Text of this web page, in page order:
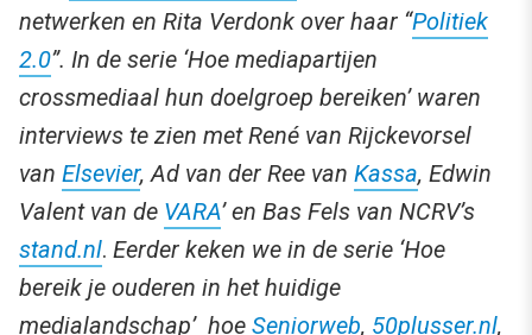
netwerken en Rita Verdonk over haar “Politiek
2.0”. In de serie ‘Hoe mediapartijen
crossmediaal hun doelgroep bereiken’ waren
interviews te zien met René van Rijckevorsel
van Elsevier, Ad van der Ree van Kassa, Edwin
Valent van de VARA’ en Bas Fels van NCRV’s
stand.nl. Eerder keken we in de serie ‘Hoe
bereik je ouderen in het huidige
medialandschap’ hoe Seniorweb, 50plusser.nl,